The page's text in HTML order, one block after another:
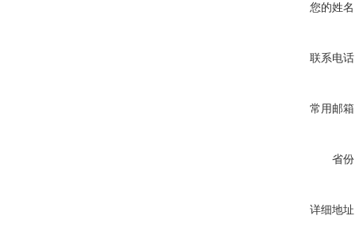
您的姓
联系电
常用邮
省
详细地